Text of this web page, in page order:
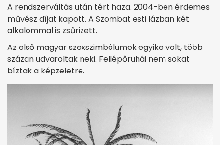
A rendszerváltás után tért haza. 2004-ben érdemes
művész díjat kapott. A Szombat esti lázban két
alkalommal is zsűrizett.
Az első magyar szexszimbólumok egyike volt, több
százan udvaroltak neki. Fellépőruhái nem sokat
bíztak a képzeletre.